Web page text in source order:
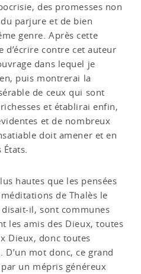
des promesses non
parjure et de bien
genre. Après cette
d’écrire contre cet auteur
dans lequel je
puis montrerai la
de ceux qui sont
et établirai enfin,
et de nombreux
doit amener et en
hautes que les pensées
de Thalès le
il, sont communes
les amis des Dieux, toutes
Dieux, donc toutes
D’un mot donc, ce grand
un mépris généreux